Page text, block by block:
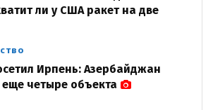
ли у США ракет на две
Ирпень: Азербайджан
еще четыре объекта